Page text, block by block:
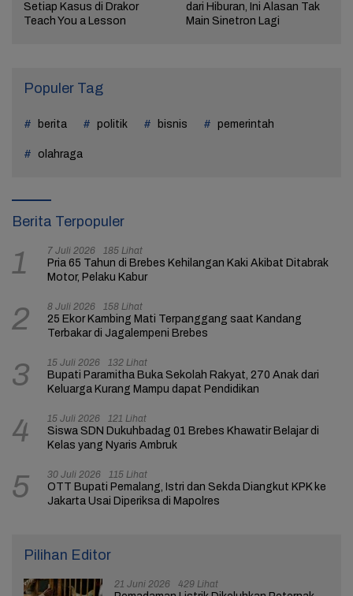
Setiap Kasus di Drakor
Teach You a Lesson
dari Hiburan, Ini Alasan Tak
Main Sinetron Lagi
Populer Tag
berita politik bisnis pemerintah
olahraga
Berita Terpopuler
1 7 Juli 2026 185 Lihat
Pria 65 Tahun di Brebes Kehilangan Kaki Akibat Ditabrak
Motor, Pelaku Kabur
2 8 Juli 2026 158 Lihat
25 Ekor Kambing Mati Terpanggang saat Kandang
Terbakar di Jagalempeni Brebes
3 15 Juli 2026 132 Lihat
Bupati Paramitha Buka Sekolah Rakyat, 270 Anak dari
Keluarga Kurang Mampu dapat Pendidikan
4 15 Juli 2026 121 Lihat
Siswa SDN Dukuhbadag 01 Brebes Khawatir Belajar di
Kelas yang Nyaris Ambruk
5 30 Juli 2026 115 Lihat
OTT Bupati Pemalang, Istri dan Sekda Diangkut KPK ke
Jakarta Usai Diperiksa di Mapolres
Pilihan Editor
21 Juni 2026 429 Lihat